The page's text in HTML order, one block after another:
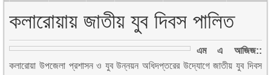
কলারোয়ায় জাতীয় যুব দিবস পালিত
এম এ আজিজ::
কলারোয়া উপজেলা প্রশাসন ও যুব উন্নয়ন অধিদপ্তরের উদ্যোগে জাতীয় যুব দিবস